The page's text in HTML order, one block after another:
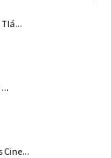
Cine...